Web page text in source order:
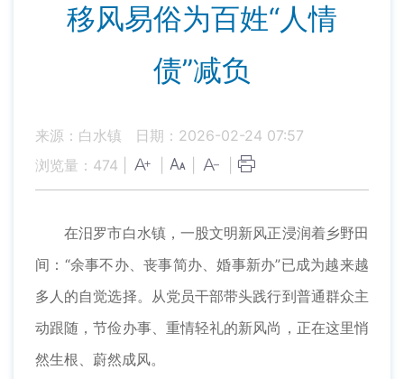
移风易俗为百姓“人情
债”减负
来源：白水镇
日期：2026-02-24 07:57
浏览量： 474
在汨罗市白水镇，一股文明新风正浸润着乡野田
间：“余事不办、丧事简办、婚事新办”已成为越来越
多人的自觉选择。从党员干部带头践行到普通群众主
动跟随，节俭办事、重情轻礼的新风尚，正在这里悄
然生根、蔚然成风。